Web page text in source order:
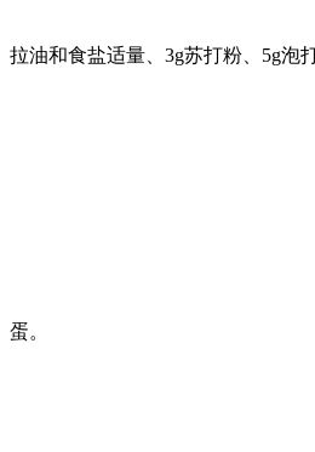
拉油和食盐适量、3g苏打粉、5g泡
蛋。